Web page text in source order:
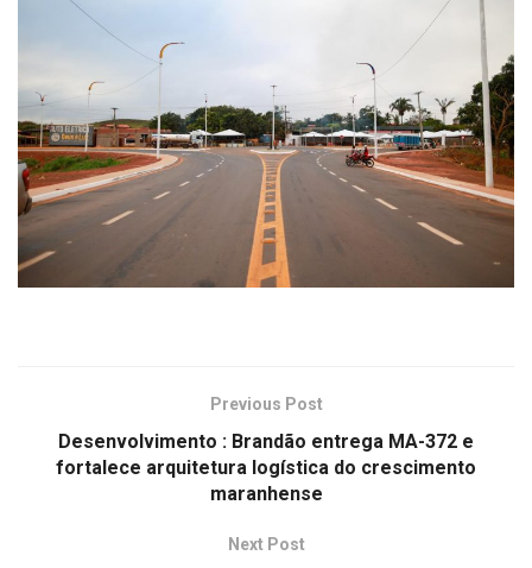
Previous Post
Desenvolvimento : Brandão entrega MA-372 e
fortalece arquitetura logística do crescimento
maranhense
Next Post